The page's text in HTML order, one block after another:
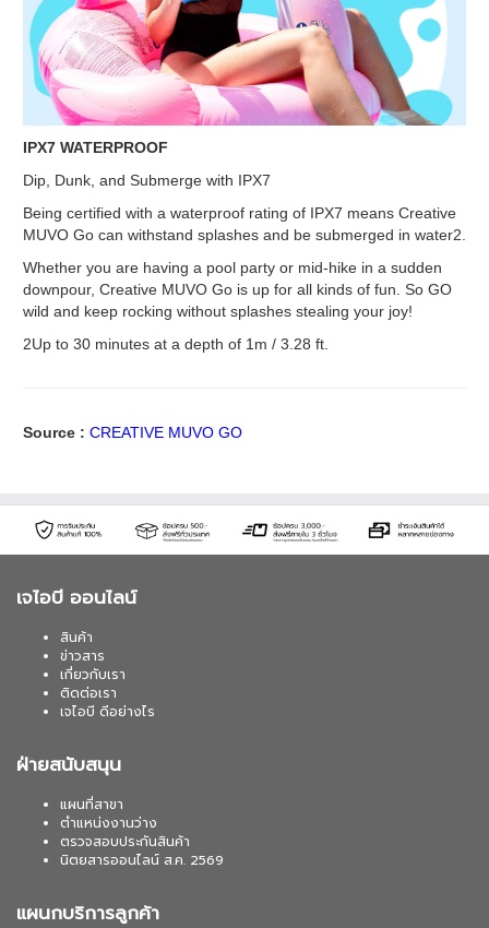
IPX7 WATERPROOF
Dip, Dunk, and Submerge with IPX7
Being certified with a waterproof rating of IPX7 means Creative
MUVO Go can withstand splashes and be submerged in water2.
Whether you are having a pool party or mid-hike in a sudden
downpour, Creative MUVO Go is up for all kinds of fun. So GO
wild and keep rocking without splashes stealing your joy!
2Up to 30 minutes at a depth of 1m / 3.28 ft.
Source : CREATIVE MUVO GO
เจไอบี ออนไลน์
สินค้า
ข่าวสาร
เกี่ยวกับเรา
ติดต่อเรา
เจไอบี ดีอย่างไร
ฝ่ายสนับสนุน
แผนที่สาขา
ตำแหน่งงานว่าง
ตรวจสอบประกันสินค้า
นิตยสารออนไลน์ ส.ค. 2569
แผนกบริการลูกค้า